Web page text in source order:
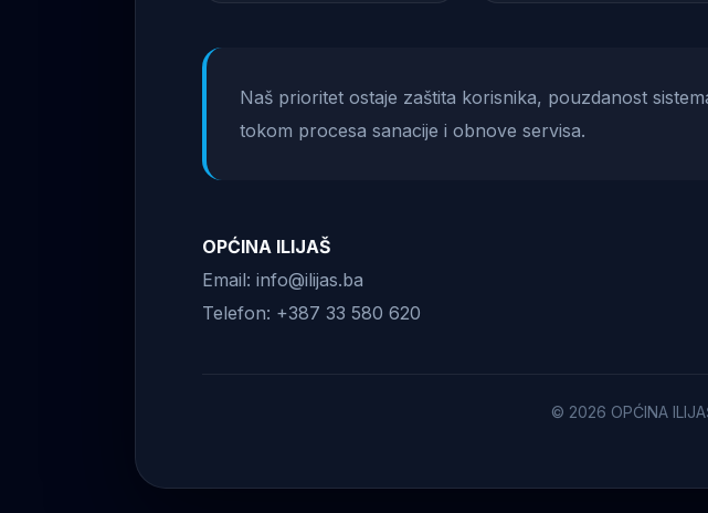
Naš prioritet ostaje zaštita korisnika, pouzdanost
tokom procesa sanacije i obnove servisa.
OPĆINA ILIJAŠ
Email: info@ilijas.ba
Telefon: +387 33 580 620
© 2026 OPĆINA